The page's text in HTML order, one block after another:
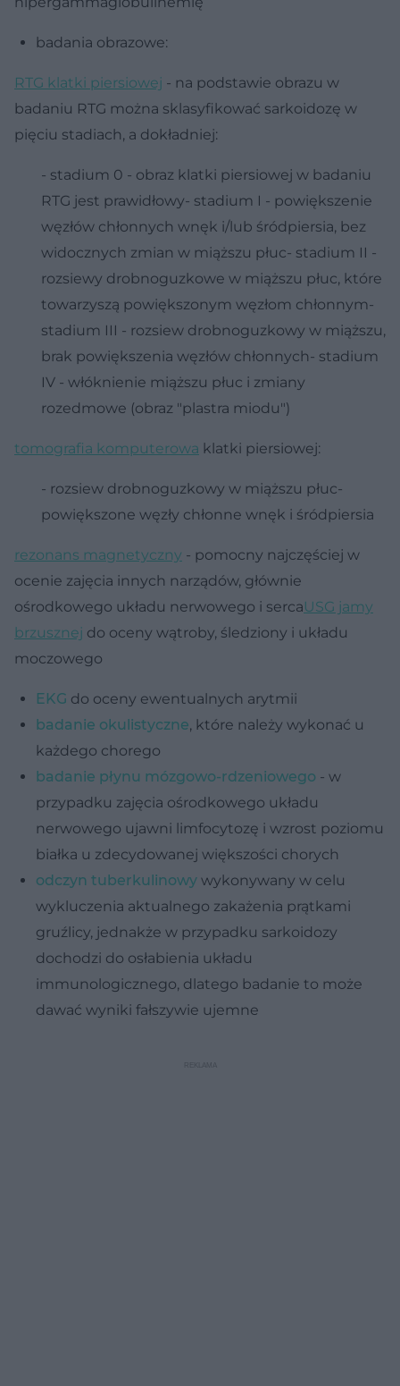
badania obrazowe:
RTG klatki piersiowej - na podstawie obrazu w
badaniu RTG można sklasyfikować sarkoidozę w
pięciu stadiach, a dokładniej:
- stadium 0 - obraz klatki piersiowej w badaniu
RTG jest prawidłowy- stadium I - powiększenie
węzłów chłonnych wnęk i/lub śródpiersia, bez
widocznych zmian w miąższu płuc- stadium II -
rozsiewy drobnoguzkowe w miąższu płuc, które
towarzyszą powiększonym węzłom chłonnym-
stadium III - rozsiew drobnoguzkowy w miąższu,
brak powiększenia węzłów chłonnych- stadium
IV - włóknienie miąższu płuc i zmiany
rozedmowe (obraz "plastra miodu")
tomografia komputerowa klatki piersiowej:
- rozsiew drobnoguzkowy w miąższu płuc-
powiększone węzły chłonne wnęk i śródpiersia
rezonans magnetyczny - pomocny najczęściej w
ocenie zajęcia innych narządów, głównie
ośrodkowego układu nerwowego i sercaUSG jamy
brzusznej do oceny wątroby, śledziony i układu
moczowego
EKG do oceny ewentualnych arytmii
badanie okulistyczne, które należy wykonać u
każdego chorego
badanie płynu mózgowo-rdzeniowego - w
przypadku zajęcia ośrodkowego układu
nerwowego ujawni limfocytozę i wzrost poziomu
białka u zdecydowanej większości chorych
odczyn tuberkulinowy wykonywany w celu
wykluczenia aktualnego zakażenia prątkami
gruźlicy, jednakże w przypadku sarkoidozy
dochodzi do osłabienia układu
immunologicznego, dlatego badanie to może
dawać wyniki fałszywie ujemne